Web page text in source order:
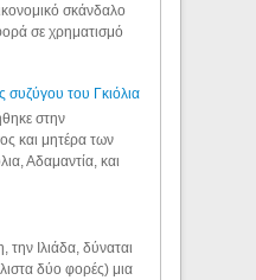
σκάνδαλο
σε χρηματισμό
συζύγου του Γκιόλια
στην
και μητέρα των
Αδαμαντία, και
Ιλιάδα, δύναται
δύο φορές) μια